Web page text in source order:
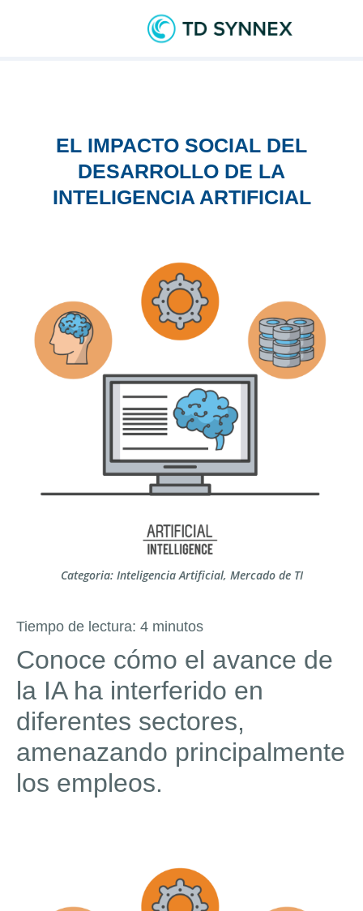
EL IMPACTO SOCIAL DEL
DESARROLLO DE LA
INTELIGENCIA ARTIFICIAL
Categoria: Inteligencia Artificial, Mercado de TI
Tiempo de lectura: 4 minutos
Conoce cómo el avance de
la IA ha interferido en
diferentes sectores,
amenazando principalmente
los empleos.